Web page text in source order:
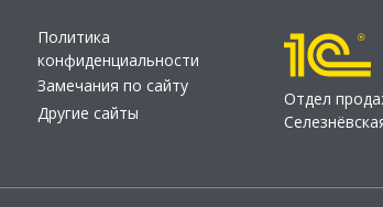
Политика
конфиденциальности
Замечания по сайту
Другие сайты
Отдел